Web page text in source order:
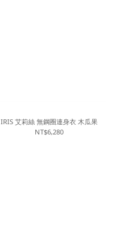
IRIS 艾莉絲 無鋼圈連身衣 木瓜果
NT$6,280